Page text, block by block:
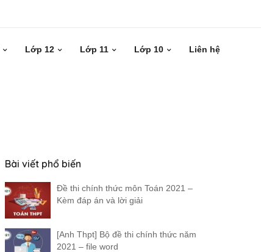
Lớp 12 Lớp 11 Lớp 10 Liên hệ
Bài viết phổ biến
Đề thi chính thức môn Toán 2021 –
Kèm đáp án và lời giải
[Anh Thpt] Bộ đề thi chính thức năm
2021 – file word